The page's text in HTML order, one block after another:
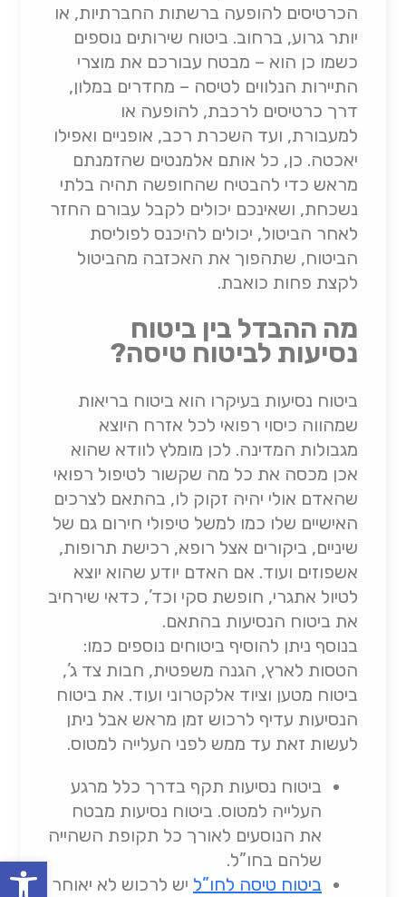
הכרטיסים להופעה ברשתות החברתיות, או
יותר גרוע, ברחוב. ביטוח שירותים נוספים
כשמו כן הוא – מבטח עבורכם את מוצרי
התיירות הנלווים לטיסה – מחדרים במלון,
דרך כרטיסים לרכבת, להופעה או
למעבורת, ועד השכרת רכב, אופניים ואפילו
יאכטה. כן, כל אותם אלמנטים שהזמנתם
מראש כדי להבטיח שהחופשה תהיה בלתי
נשכחת, ושאינכם יכולים לקבל עבורם החזר
לאחר הביטול, יכולים להיכנס לפוליסת
הביטוח, שתהפוך את האכזבה מהביטול
לקצת פחות כואבת.
מה ההבדל בין ביטוח
נסיעות לביטוח טיסה?
ביטוח נסיעות בעיקרו הוא ביטוח בריאות
שמהווה כיסוי רפואי לכל אזרח היוצא
מגבולות המדינה. לכן מומלץ לוודא שהוא
אכן מכסה את כל מה שקשור לטיפול רפואי
שהאדם אולי יהיה זקוק לו, בהתאם לצרכים
האישיים שלו כמו למשל טיפולי חירום גם של
שיניים, ביקורים אצל רופא, רכישת תרופות,
אשפוזים ועוד. אם האדם יודע שהוא יוצא
לטיול אתגרי, חופשת סקי וכד’, כדאי שירחיב
את ביטוח הנסיעות בהתאם.
בנוסף ניתן להוסיף ביטוחים נוספים כמו:
הטסות לארץ, הגנה משפטית, חבות צד ג’,
ביטוח מטען וציוד אלקטרוני ועוד. את ביטוח
הנסיעות עדיף לרכוש זמן מראש אבל ניתן
לעשות זאת עד ממש לפני העלייה למטוס.
ביטוח נסיעות תקף בדרך כלל מרגע
העלייה למטוס. ביטוח נסיעות מבטח
את הנוסעים לאורך כל תקופת השהייה
שלהם בחו”ל.
ביטוח טיסה לחו”ל יש לרכוש לא יאוחר